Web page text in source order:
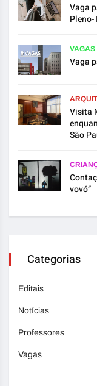
Vaga
Pleno-
VAGAS
Vaga
Visita
São
vovó”
Categorias
Editais
Notícias
Professores
Vagas